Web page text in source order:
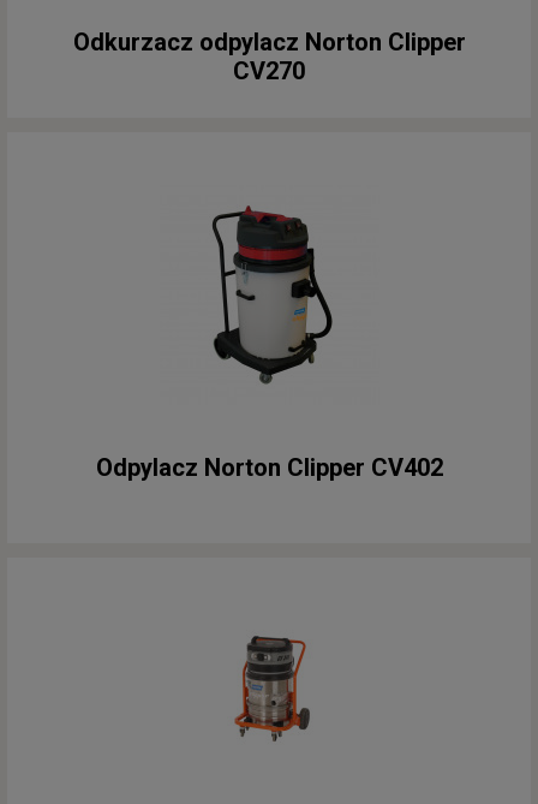
Odkurzacz odpylacz Norton Clipper
CV270
Odpylacz Norton Clipper CV402